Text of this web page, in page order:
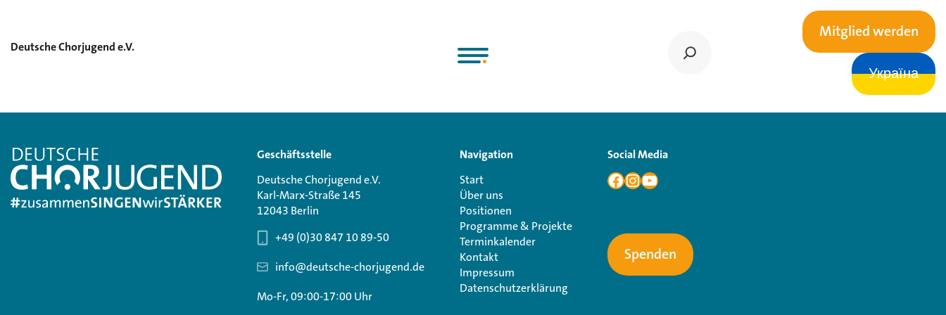
Deutsche Chorjugend e.V.
Mitglied werden
Україна
Geschäftsstelle
Deutsche Chorjugend e.V.
Karl-Marx-Straße 145
12043 Berlin
+49 (0)30 847 10 89-50
info@deutsche-chorjugend.de
Mo-Fr, 09:00-17:00 Uhr
Navigation
Start
Über uns
Positionen
Programme & Projekte
Terminkalender
Kontakt
Impressum
Datenschutzerklärung
Social Media
Spenden